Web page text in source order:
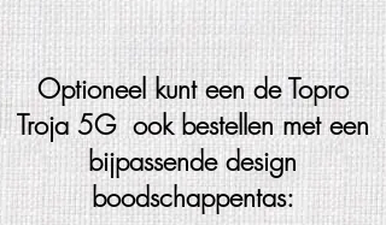
Optioneel kunt een de Topro
Troja 5G ook bestellen met een
bijpassende design
boodschappentas: